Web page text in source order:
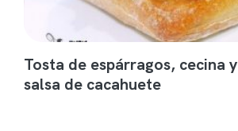
Tosta de espárragos, cecina y
salsa de cacahuete